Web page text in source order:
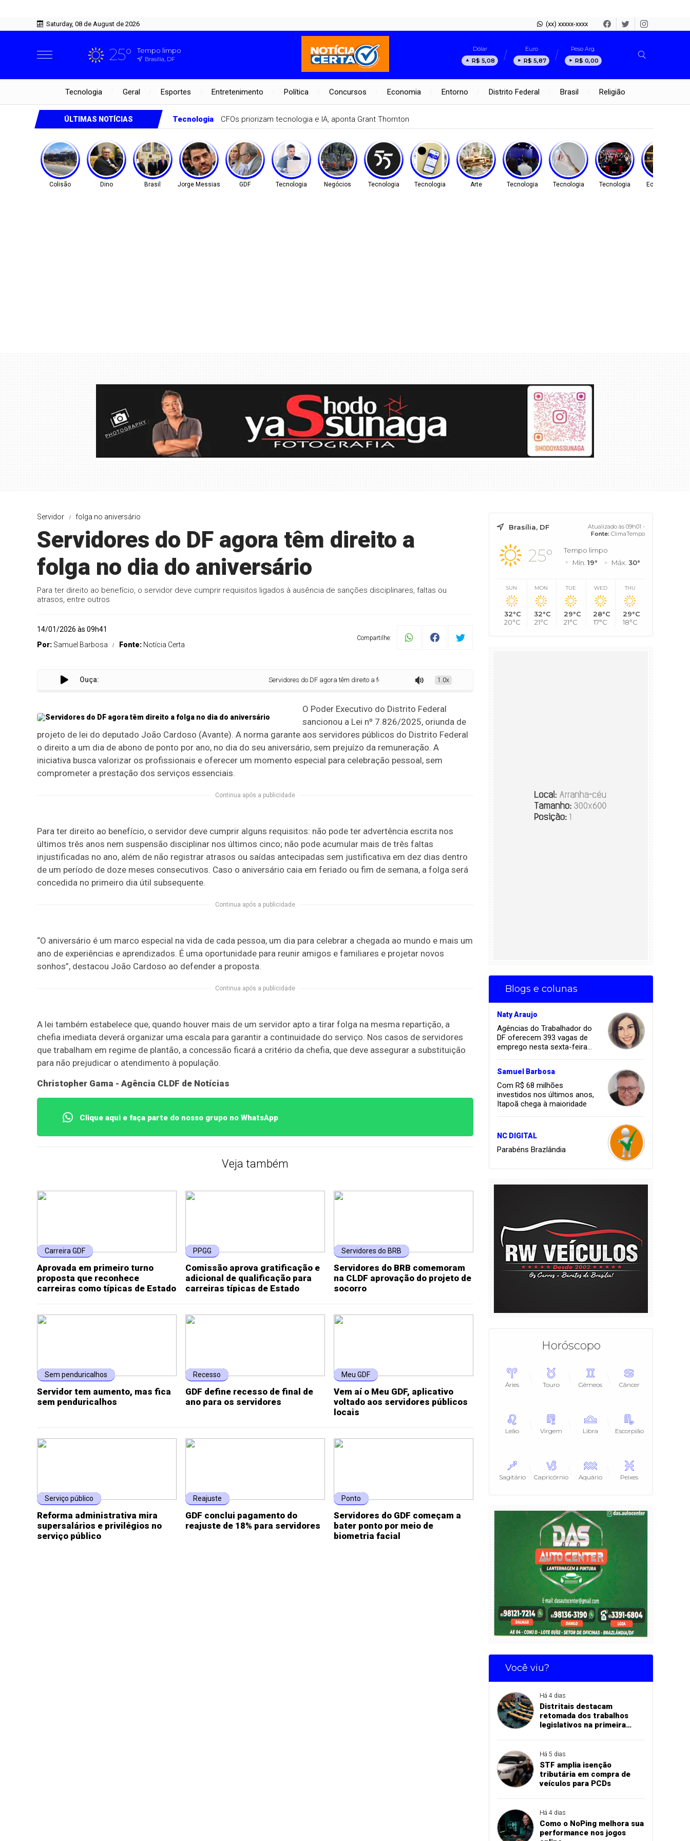
Saturday, 08 de August de 2026 (xx) xxxxx-xxxx
25° Tempo limpo
Brasília, DF
Dólar
R$ 5,08
Euro
R$ 5,87
Peso Arg.
R$ 0,00
Tecnologia Geral Esportes Entretenimento Política Concursos Economia Entorno Distrito Federal Brasil Religião
ÚLTIMAS NOTÍCIAS Tecnologia CFOs priorizam tecnologia e IA, aponta Grant Thornton
Colisão Dino Brasil Jorge Messias GDF Tecnologia Negócios Tecnologia Tecnologia Arte Tecnologia Tecnologia Tecnologia Economia
Servidor folga no aniversário
Servidores do DF agora têm direito a
folga no dia do aniversário
Para ter direito ao benefício, o servidor deve cumprir requisitos ligados à ausência de sanções disciplinares, faltas ou
atrasos, entre outros
14/01/2026 às 09h41
Por: Samuel Barbosa Fonte: Notícia Certa
Compartilhe:
Ouça: Servidores do DF agora têm direito a folga no dia do aniversário 1.0x
O Poder Executivo do Distrito Federal
sancionou a Lei nº 7.826/2025, oriunda de
projeto de lei do deputado João Cardoso (Avante). A norma garante aos servidores públicos do Distrito Federal
o direito a um dia de abono de ponto por ano, no dia do seu aniversário, sem prejuízo da remuneração. A
iniciativa busca valorizar os profissionais e oferecer um momento especial para celebração pessoal, sem
comprometer a prestação dos serviços essenciais.
Continua após a publicidade
Para ter direito ao benefício, o servidor deve cumprir alguns requisitos: não pode ter advertência escrita nos
últimos três anos nem suspensão disciplinar nos últimos cinco; não pode acumular mais de três faltas
injustificadas no ano, além de não registrar atrasos ou saídas antecipadas sem justificativa em dez dias dentro
de um período de doze meses consecutivos. Caso o aniversário caia em feriado ou fim de semana, a folga será
concedida no primeiro dia útil subsequente.
Continua após a publicidade
“O aniversário é um marco especial na vida de cada pessoa, um dia para celebrar a chegada ao mundo e mais um
ano de experiências e aprendizados. É uma oportunidade para reunir amigos e familiares e projetar novos
sonhos”, destacou João Cardoso ao defender a proposta.
Continua após a publicidade
A lei também estabelece que, quando houver mais de um servidor apto a tirar folga na mesma repartição, a
chefia imediata deverá organizar uma escala para garantir a continuidade do serviço. Nos casos de servidores
que trabalham em regime de plantão, a concessão ficará a critério da chefia, que deve assegurar a substituição
para não prejudicar o atendimento à população.
Christopher Gama - Agência CLDF de Notícias
Clique aqui e faça parte do nosso grupo no WhatsApp
Veja também
Carreira GDF
Aprovada em primeiro turno
proposta que reconhece
carreiras como típicas de Estado
PPGG
Comissão aprova gratificação e
adicional de qualificação para
carreiras típicas de Estado
Servidores do BRB
Servidores do BRB comemoram
na CLDF aprovação do projeto de
socorro
Sem penduricalhos
Servidor tem aumento, mas fica
sem penduricalhos
Recesso
GDF define recesso de final de
ano para os servidores
Meu GDF
Vem aí o Meu GDF, aplicativo
voltado aos servidores públicos
locais
Serviço público
Reforma administrativa mira
supersalários e privilégios no
serviço público
Reajuste
GDF conclui pagamento do
reajuste de 18% para servidores
Ponto
Servidores do GDF começam a
bater ponto por meio de
biometria facial
Brasília, DF
Atualizado às 09h01 -
Fonte: ClimaTempo
25°
Tempo limpo
Mín. 19° Máx. 30°
SUN
32°C
20°C
MON
32°C
21°C
TUE
29°C
21°C
WED
28°C
17°C
THU
29°C
18°C
Blogs e colunas
Naty Araujo
Agências do Trabalhador do
DF oferecem 393 vagas de
emprego nesta sexta-feira
Samuel Barbosa
Com R$ 68 milhões
investidos nos últimos anos,
Itapoã chega à maioridade
NC DIGITAL
Parabéns Brazlândia
Horóscopo
Áries Touro Gêmeos Câncer
Leão Virgem Libra Escorpião
Sagitário Capricórnio Aquário Peixes
Você viu?
Há 4 dias
Distritais destacam
retomada dos trabalhos
legislativos na primeira
Há 5 dias
STF amplia isenção
tributária em compra de
veículos para PCDs
Há 4 dias
Como o NoPing melhora sua
performance nos jogos